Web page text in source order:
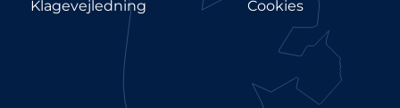
Klagevejledning
Cookies